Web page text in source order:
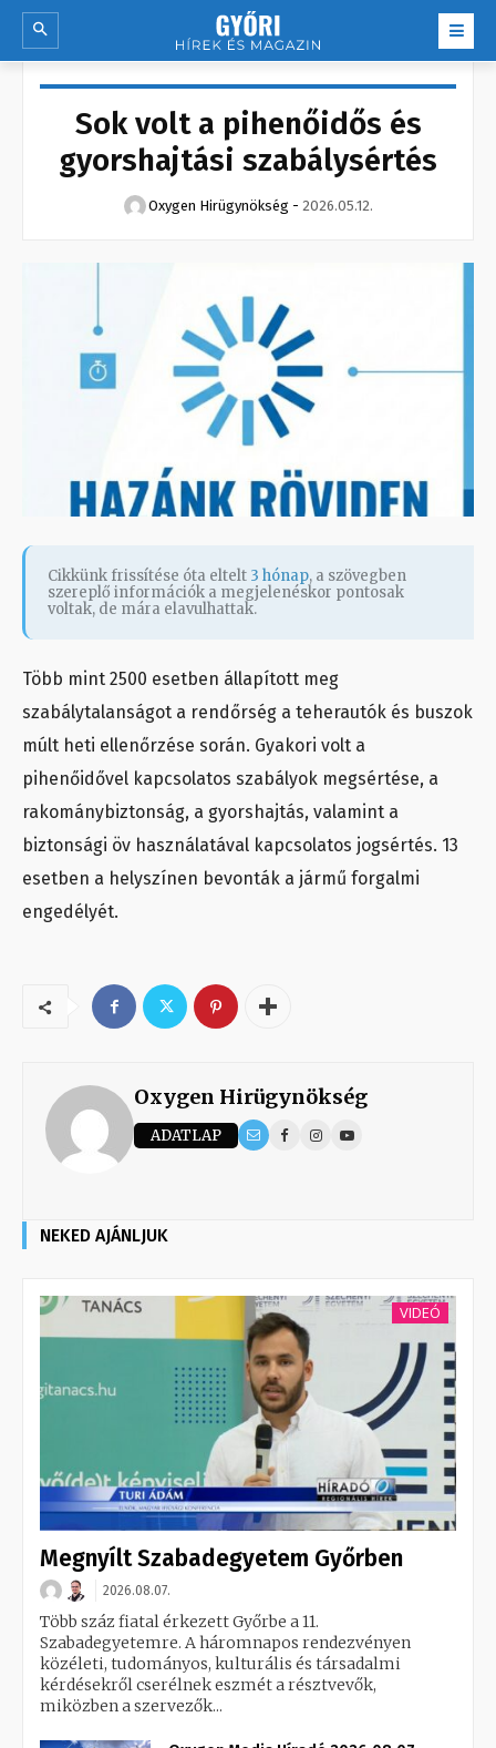
Sok volt a pihenőidős és
gyorshajtási szabálysértés
Oxygen Hirügynökség - 2026.05.12.
Cikkünk frissítése óta eltelt 3 hónap, a szövegben
szereplő információk a megjelenéskor pontosak
voltak, de mára elavulhattak.
Több mint 2500 esetben állapított meg
szabálytalanságot a rendőrség a teherautók és buszok
múlt heti ellenőrzése során. Gyakori volt a
pihenőidővel kapcsolatos szabályok megsértése, a
rakománybiztonság, a gyorshajtás, valamint a
biztonsági öv használatával kapcsolatos jogsértés. 13
esetben a helyszínen bevonták a jármű forgalmi
engedélyét.
Oxygen Hirügynökség
ADATLAP
NEKED AJÁNLJUK
VIDEÓ
Megnyílt Szabadegyetem Győrben
2026.08.07.
Több száz fiatal érkezett Győrbe a 11.
Szabadegyetemre. A háromnapos rendezvényen
közéleti, tudományos, kulturális és társadalmi
kérdésekről cserélnek eszmét a résztvevők,
miközben a szervezők...